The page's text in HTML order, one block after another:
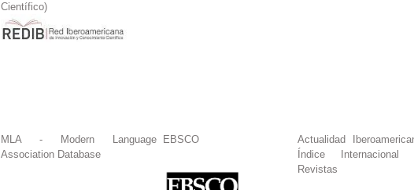
Científico)
MLA - Modern Language
Association Database
EBSCO
Actualidad
Índice Internacional
Revistas